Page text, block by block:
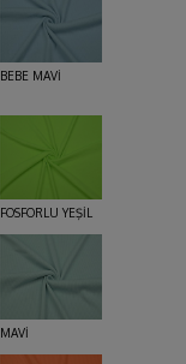
BEBE MAVİ
FOSFORLU YEŞİL
MAVİ